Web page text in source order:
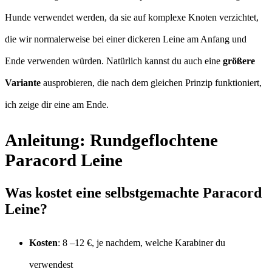
Hunde verwendet werden, da sie auf komplexe Knoten verzichtet,
die wir normalerweise bei einer dickeren Leine am Anfang und
Ende verwenden würden. Natürlich kannst du auch eine größere
Variante ausprobieren, die nach dem gleichen Prinzip funktioniert,
ich zeige dir eine am Ende.
Anleitung: Rundgeflochtene
Paracord Leine
Was kostet eine selbstgemachte Paracord
Leine?
Kosten: 8 –12 €, je nachdem, welche Karabiner du
verwendest